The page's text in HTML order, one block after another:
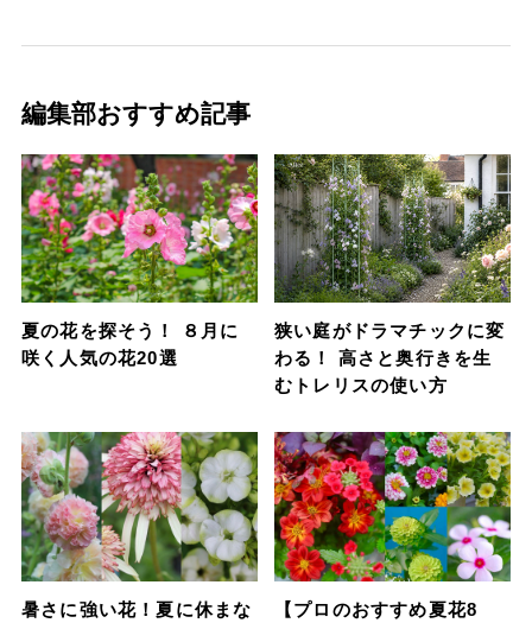
編集部おすすめ記事
夏の花を探そう！ ８月に
咲く人気の花20選
狭い庭がドラマチックに変
わる！ 高さと奥行きを生
むトレリスの使い方
暑さに強い花！夏に休まな
【プロのおすすめ夏花8